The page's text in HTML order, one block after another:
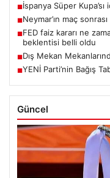
■İspanya Süper
■Neymar’ın maç
■FED faiz kararı ne
beklentisi belli oldu
■Dış Mekan
■YENİ Parti’nin Bağış
Güncel